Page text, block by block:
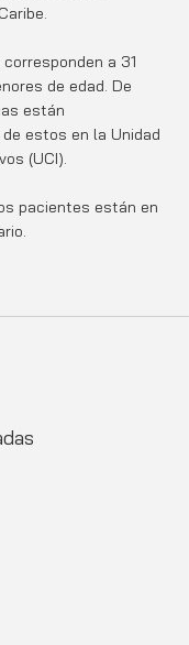
a 31
de edad. De
están
estos en la Unidad
(UCI).
pacientes están en